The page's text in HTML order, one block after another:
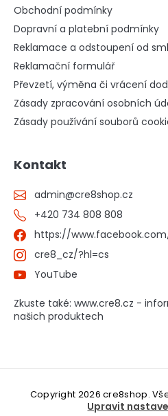
Obchodní podmínky
Dopravní a platební podmínky
Reklamace a odstoupení od
Reklamační formulář
Převzetí, výměna či vrácení
Zásady zpracování osobních
Zásady používání souborů
Kontakt
admin@cre8shop.cz
+420 734 808 808
https://
cre8_cz/?hl=cs
YouTube
Zkuste také: www.cre8.cz -
našich produktech
Copyright 2026cre8shop.
Upravit